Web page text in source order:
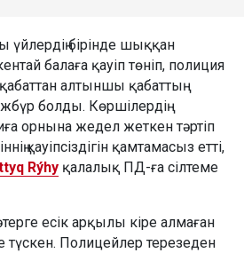
бірінде шыққан
балаға қауіп төніп, полиция
алтыншы қабаттың
болды. Көршілердің
орнына жедел жеткен тәртіп
қауіпсіздігін қамтамасыз етті,
Rýhy қалалық ПД-ға сілтеме
есік арқылы кіре алмаған
түскен. Полицейлер терезеден